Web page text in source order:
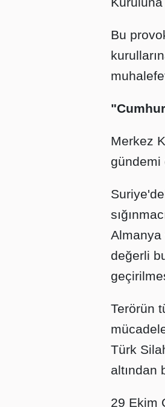
Bu
Merkez
gündemi
Almanya
değerli
Terörün
Türk
altından
29 Ekim